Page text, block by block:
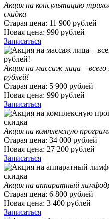
Акция на консультацию
скидка
Старая цена: 11 900 рублей
Новая цена: 990 рублей
Записаться
Акция на массаж лица – всего
рублей!
Старая цена: 5 900 рублей
Новая цена: 990 рублей
Записаться
Акция на комплексную
Старая цена: 34 000 рублей
Новая цена: 27 200 рублей
Записаться
Акция на аппаратный
Старая цена: 6 800 рублей
Новая цена: 3 400 рублей
Записаться